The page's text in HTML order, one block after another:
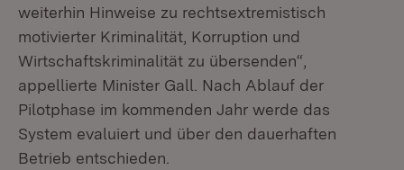
weiterhin Hinweise zu rechtsextremistisch
motivierter Kriminalität, Korruption und
Wirtschaftskriminalität zu übersenden“,
appellierte Minister Gall. Nach Ablauf der
Pilotphase im kommenden Jahr werde das
System evaluiert und über den dauerhaften
Betrieb entschieden.